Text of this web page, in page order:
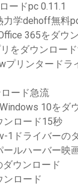
ードpc 0.11.1
力学dehoff無料
365をダウ
をダウンロー
プリンタードラ
ード急流
10をダ
ンロード15秒
1ドライバーの
ールハーバー映
ダウンロード
ンロード